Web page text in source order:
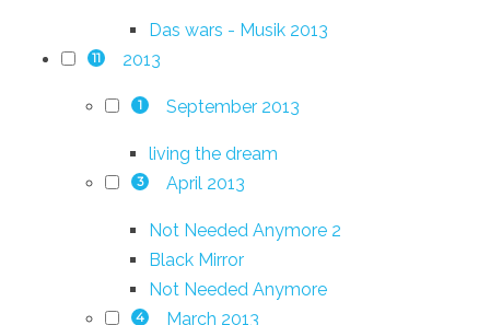
Das wars - Musik 2013
11 2013
1 September 2013
living the dream
3 April 2013
Not Needed Anymore 2
Black Mirror
Not Needed Anymore
4 March 2013